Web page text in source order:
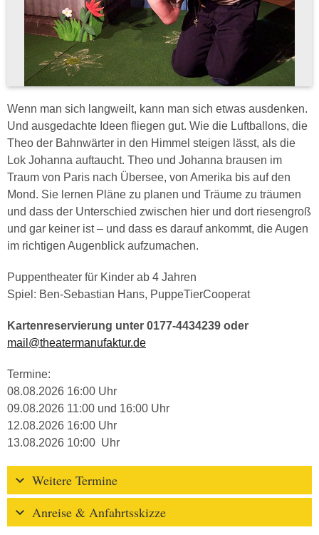
Wenn man sich langweilt, kann man sich etwas ausdenken.
Und ausgedachte Ideen fliegen gut. Wie die Luftballons, die
Theo der Bahnwärter in den Himmel steigen lässt, als die
Lok Johanna auftaucht. Theo und Johanna brausen im
Traum von Paris nach Übersee, von Amerika bis auf den
Mond. Sie lernen Pläne zu planen und Träume zu träumen
und dass der Unterschied zwischen hier und dort riesengroß
und gar keiner ist – und dass es darauf ankommt, die Augen
im richtigen Augenblick aufzumachen.
Puppentheater für Kinder ab 4 Jahren
Spiel: Ben-Sebastian Hans, PuppeTierCooperat
Kartenreservierung unter 0177-4434239 oder
mail@theatermanufaktur.de
Termine:
08.08.2026 16:00 Uhr
09.08.2026 11:00 und 16:00 Uhr
12.08.2026 16:00 Uhr
13.08.2026 10:00 Uhr
Weitere Termine
Anreise & Anfahrtsskizze